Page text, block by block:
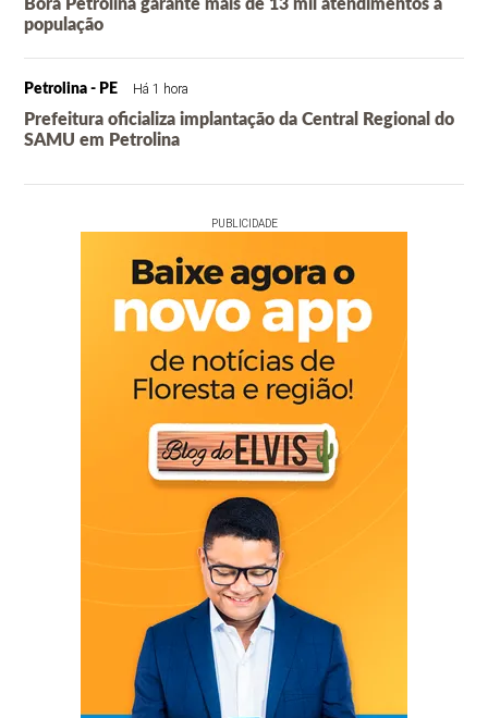
Bora Petrolina garante mais de 13 mil atendimentos à
população
Petrolina - PE Há 1 hora
Prefeitura oficializa implantação da Central Regional do
SAMU em Petrolina
PUBLICIDADE